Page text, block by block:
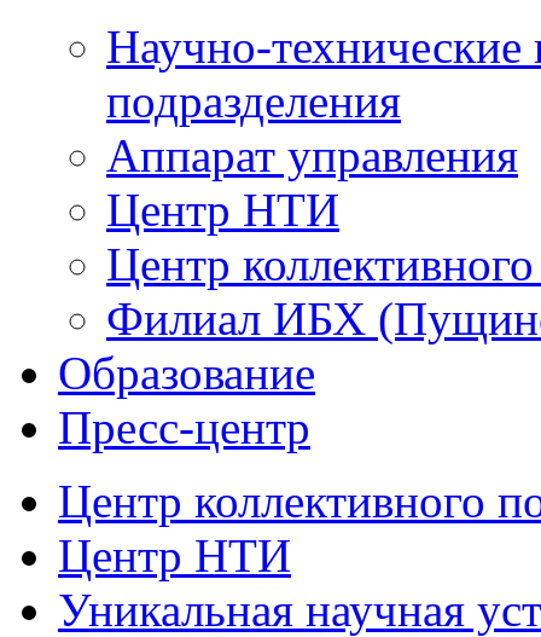
Научно-технические
подразделения
Аппарат управления
Центр НТИ
Центр
Филиал ИБХ
Образование
Пресс-центр
Центр коллективного
Центр НТИ
Уникальная научная